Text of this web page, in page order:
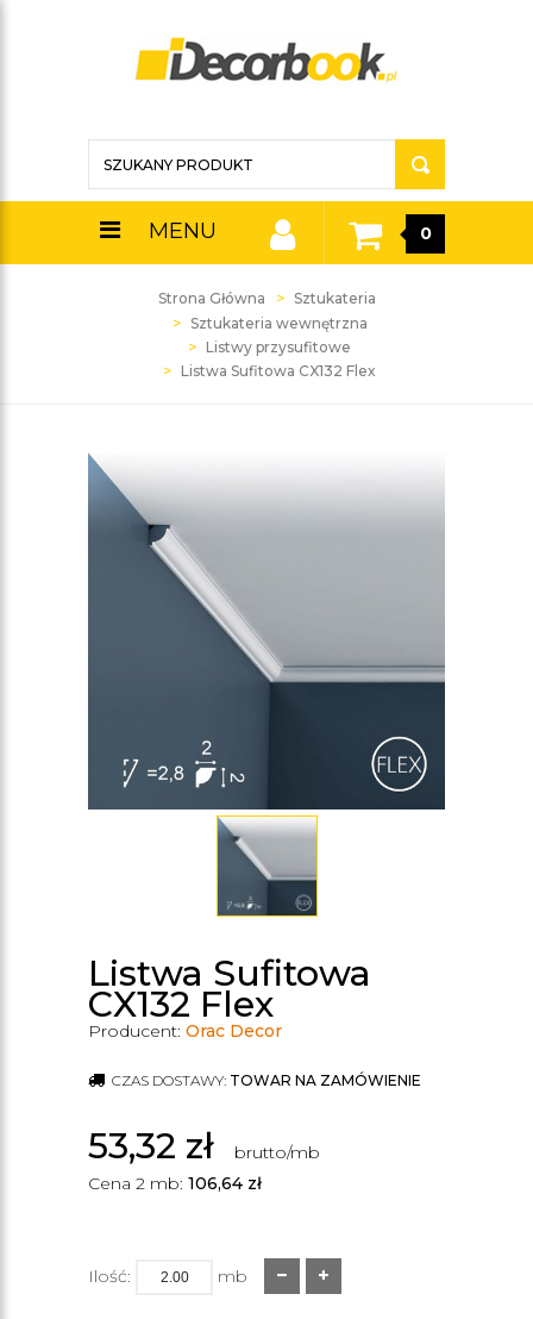
MENU 0
Strona Główna
Sztukateria
Sztukateria wewnętrzna
Listwy przysufitowe
Listwa Sufitowa CX132 Flex
Listwa Sufitowa
CX132 Flex
Producent: Orac Decor
CZAS DOSTAWY: TOWAR NA ZAMÓWIENIE
53,32 zł
brutto/mb
Cena 2 mb: 106,64 zł
Ilość: mb